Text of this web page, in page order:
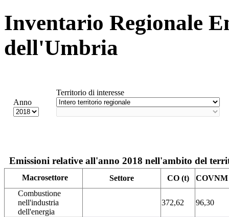
Inventario Regionale
dell'Umbria
Anno
Territorio di interesse
Emissioni relative all'anno 2018 nell'ambito del
Macrosettore Settore CO (t)
COVNM
Combustione
nell'industria
dell'energia
372,62 96,30